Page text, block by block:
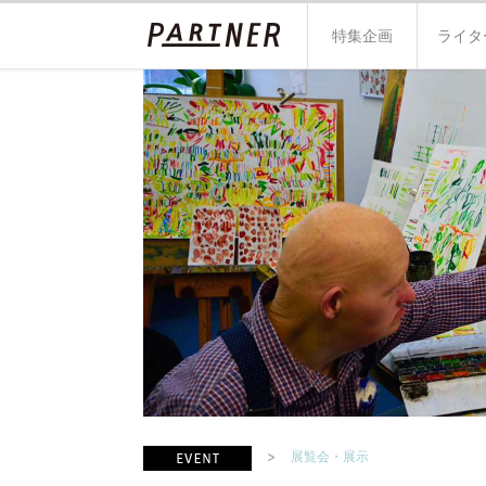
特集企画 ライタ
展覧会・展示